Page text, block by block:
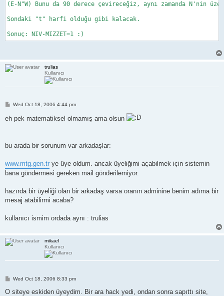
(E-N"W) Bunu da 90 derece çevireceğiz, aynı zamanda N'nin
Sondaki "t" harfi olduğu gibi kalacak.
Sonuç: NIV-MIZZET=1 :)
trulias
Kullanıcı
P
t
Wed Oct 18, 2006 4:44 pm
eh pek matematiksel olmamış ama olsun
bu arada bir sorunum var arkadaşlar:
www.mtg.gen.tr ye üye oldum. ancak üyeliğimi açabilmek için sistemin
bana göndermesi gereken mail gönderilemiyor.
hazırda bir üyeliği olan bir arkadaş varsa oranın adminine benim adıma bir
mesaj atabilirmi acaba?
kullanıcı ismim ordada aynı : trulias
mikael
Kullanıcı
P
s
Wed Oct 18, 2006 8:33 pm
O siteye eskiden üyeydim. Bir ara hack yedi, ondan sonra sapıttı site,